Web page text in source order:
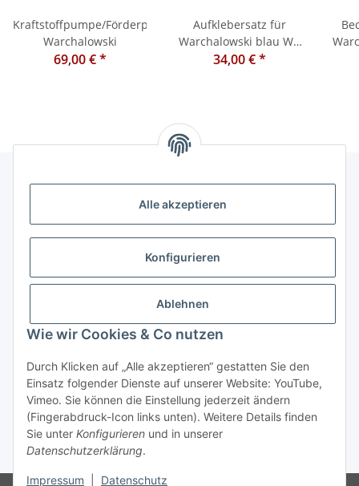
Alle akzeptieren
Konfigurieren
Ablehnen
Wie wir Cookies & Co nutzen
Durch Klicken auf „Alle akzeptieren“ gestatten Sie den
Einsatz folgender Dienste auf unserer Website: YouTube,
Vimeo. Sie können die Einstellung jederzeit ändern
(Fingerabdruck-Icon links unten). Weitere Details finden
Sie unter Konfigurieren und in unserer
Datenschutzerklärung.
Impressum Datenschutz
Kraftstoffpumpe/Förderpumpe
Warchalowski
69,00 €*
Aufklebersatz für
Warchalowski blau WT
30
34,00 €*
Gesetzliche Informationen
* Alle Preise inkl. gesetzlicher USt., zzgl.